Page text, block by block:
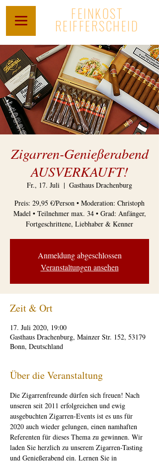
FEINKOST
REIFFERSCHEID
Zigarren-Genießerabend
AUSVERKAUFT!
Fr., 17. Juli
  |
Gasthaus Drachenburg
Preis: 29,95 €/Person • Moderation: Christoph
Madel • Teilnehmer max. 34 • Grad: Anfänger,
Fortgeschrittene, Liebhaber & Kenner
Anmeldung abgeschlossen
Veranstaltungen ansehen
Zeit & Ort
17. Juli 2020, 19:00
Gasthaus Drachenburg, Mainzer Str. 152, 53179
Bonn, Deutschland
Über die Veranstaltung
Die Zigarrenfreunde dürfen sich freuen! Nach
unseren seit 2011 erfolgreichen und ewig
ausgebuchten Zigarren-Events ist es uns für
2020 auch wieder gelungen, einen namhaften
Referenten für dieses Thema zu gewinnen. Wir
laden Sie herzlich zu unserem Zigarren-Tasting
und Genießerabend ein. Lernen Sie in